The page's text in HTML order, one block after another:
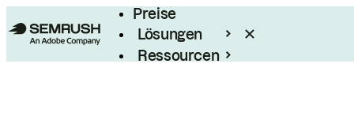
Preise
Lösungen
Ressourcen